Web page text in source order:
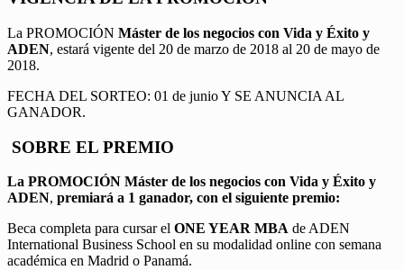
La PROMOCIÓN Máster de los negocios con Vida y Éxito y
ADEN, estará vigente del 20 de marzo de 2018 al 20 de mayo de
2018.
FECHA DEL SORTEO: 01 de junio Y SE ANUNCIA AL
GANADOR.
SOBRE EL PREMIO
La PROMOCIÓN Máster de los negocios con Vida y Éxito y
ADEN, premiará a 1 ganador, con el siguiente premio:
Beca completa para cursar el ONE YEAR MBA de ADEN
International Business School en su modalidad online con semana
académica en Madrid o Panamá.